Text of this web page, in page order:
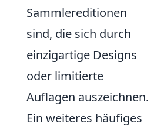
Sammlereditionen
sind, die sich durch
einzigartige Designs
oder limitierte
Auflagen auszeichnen.
Ein weiteres häufiges